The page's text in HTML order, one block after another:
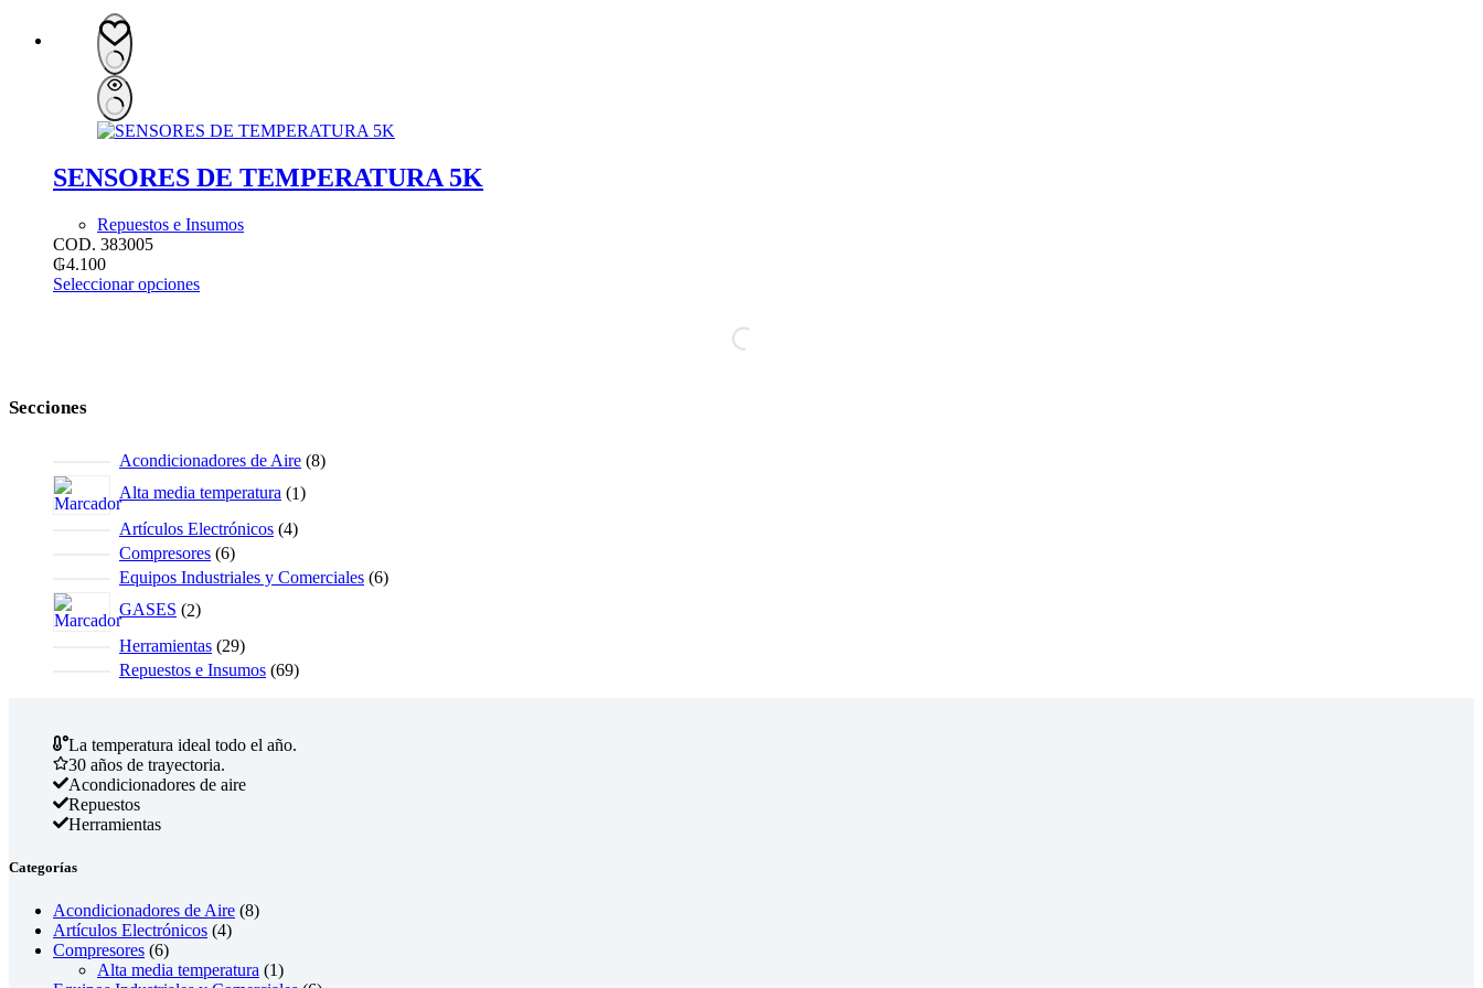
SENSORES DE TEMPERATURA 5K
Repuestos e Insumos
COD. 383005
₲4.100
Seleccionar opcionesEste
elegir
la
página
de
producto
Secciones
Acondicionadores de Aire 88
Alta media temperatura 1
1
producto
Artículos Electrónicos 44
Compresores 66
productos
Equipos Industriales y Comerciales 66
GASES 2
2
productos
Herramientas 2929
productos
Repuestos e Insumos 6969
La temperatura ideal todo el año.
30 años de trayectoria.
Acondicionadores de aire
Repuestos
Herramientas
Categorías
Acondicionadores de Aire 88
Artículos Electrónicos 44
Compresores 66
productos
Alta media temperatura 11